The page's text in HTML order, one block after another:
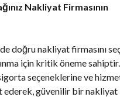
Nakliyat Firmasının
doğru nakliyat firmasını
için kritik öneme sahiptir.
seçeneklerine ve
ederek, güvenilir bir nakliyat